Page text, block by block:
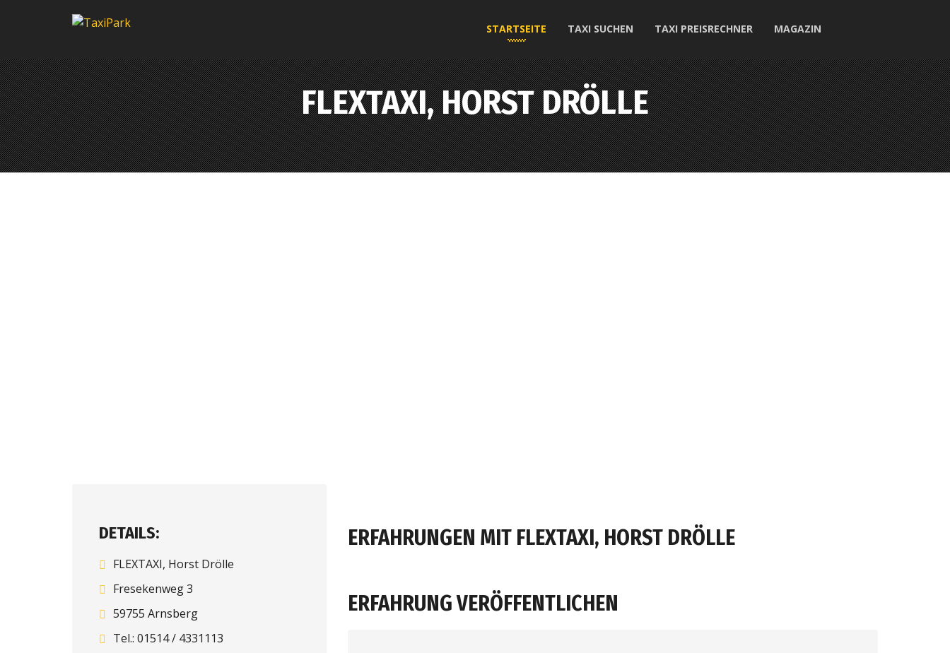
STARTSEITE TAXI SUCHEN TAXI PREISRECHNER MAGAZIN
FLEXTAXI, HORST DRÖLLE
DETAILS:
FLEXTAXI, Horst Drölle
Fresekenweg 3
59755 Arnsberg
Tel.: 01514 / 4331113
ERFAHRUNGEN MIT FLEXTAXI, HORST DRÖLLE
ERFAHRUNG VERÖFFENTLICHEN